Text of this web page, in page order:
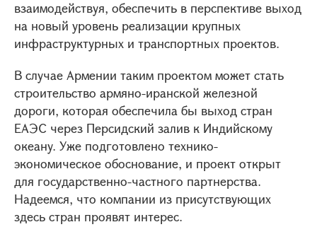
взаимодействуя, обеспечить в перспективе выход
на новый уровень реализации крупных
инфраструктурных и транспортных проектов.
В случае Армении таким проектом может стать
строительство армяно-иранской железной
дороги, которая обеспечила бы выход стран
ЕАЭС через Персидский залив к Индийскому
океану. Уже подготовлено технико-
экономическое обоснование, и проект открыт
для государственно-частного партнерства.
Надеемся, что компании из присутствующих
здесь стран проявят интерес.